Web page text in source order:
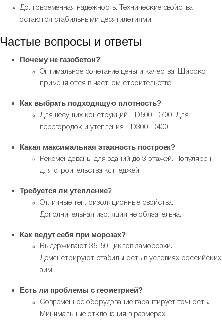
Долговременная надежность. Технические свойства
остаются стабильными десятилетиями.
Частые вопросы и ответы
Почему не газобетон?
Оптимальное сочетание цены и качества. Широко
применяются в частном строительстве.
Как выбрать подходящую плотность?
Для несущих конструкций - D500-D700. Для
перегородок и утепления - D300-D400.
Какая максимальная этажность построек?
Рекомендованы для зданий до 3 этажей. Популярен
для строительства коттеджей.
Требуется ли утепление?
Отличные теплоизоляционные свойства.
Дополнительная изоляция не обязательна.
Как ведут себя при морозах?
Выдерживают 35-50 циклов заморозки.
Демонстрируют стабильность в условиях российских
зим.
Есть ли проблемы с геометрией?
Современное оборудование гарантирует точность.
Минимальные отклонения в размерах.